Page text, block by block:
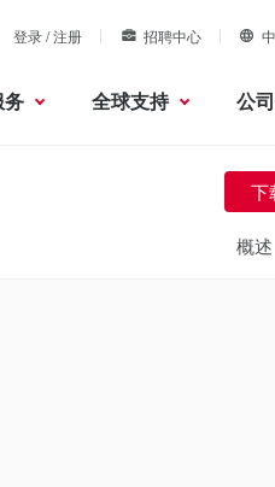
登录 / 注册 招聘中心
务 全球支持 公
下
概述